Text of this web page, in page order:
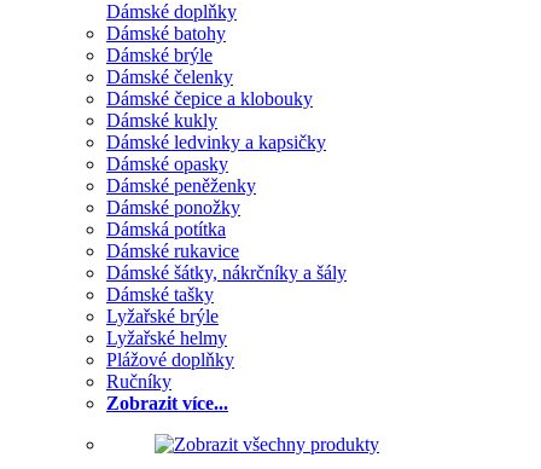
Dámské doplňky
Dámské batohy
Dámské brýle
Dámské čelenky
Dámské čepice a klobouky
Dámské kukly
Dámské ledvinky a kapsičky
Dámské opasky
Dámské peněženky
Dámské ponožky
Dámská potítka
Dámské rukavice
Dámské šátky, nákrčníky a šály
Dámské tašky
Lyžařské brýle
Lyžařské helmy
Plážové doplňky
Ručníky
Zobrazit více...